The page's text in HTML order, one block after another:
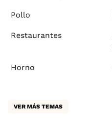
Pollo
Restaurantes
Horno
VER MÁS TEMAS